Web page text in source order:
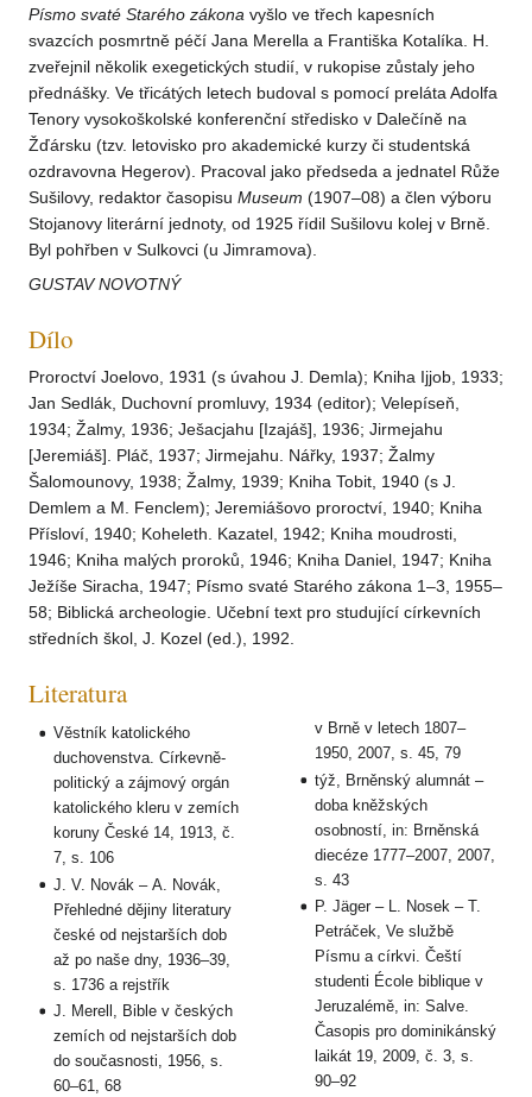
Písmo svaté Starého zákona vyšlo ve třech kapesních
svazcích posmrtně péčí Jana Merella a Františka Kotalíka. H.
zveřejnil několik exegetických studií, v rukopise zůstaly jeho
přednášky. Ve třicátých letech budoval s pomocí preláta Adolfa
Tenory vysokoškolské konferenční středisko v Dalečíně na
Žďársku (tzv. letovisko pro akademické kurzy či studentská
ozdravovna Hegerov). Pracoval jako předseda a jednatel Růže
Sušilovy, redaktor časopisu Museum (1907–08) a člen výboru
Stojanovy literární jednoty, od 1925 řídil Sušilovu kolej v Brně.
Byl pohřben v Sulkovci (u Jimramova).
GUSTAV NOVOTNÝ
Dílo
Proroctví Joelovo, 1931 (s úvahou J. Demla); Kniha Ijjob, 1933;
Jan Sedlák, Duchovní promluvy, 1934 (editor); Velepíseň,
1934; Žalmy, 1936; Ješacjahu [Izajáš], 1936; Jirmejahu
[Jeremiáš]. Pláč, 1937; Jirmejahu. Nářky, 1937; Žalmy
Šalomounovy, 1938; Žalmy, 1939; Kniha Tobit, 1940 (s J.
Demlem a M. Fenclem); Jeremiášovo proroctví, 1940; Kniha
Přísloví, 1940; Koheleth. Kazatel, 1942; Kniha moudrosti,
1946; Kniha malých proroků, 1946; Kniha Daniel, 1947; Kniha
Ježíše Siracha, 1947; Písmo svaté Starého zákona 1–3, 1955–
58; Biblická archeologie. Učební text pro studující církevních
středních škol, J. Kozel (ed.), 1992.
Literatura
Věstník katolického
duchovenstva. Církevně-
politický a zájmový orgán
katolického kleru v zemích
koruny České 14, 1913, č.
7, s. 106
J. V. Novák – A. Novák,
Přehledné dějiny literatury
české od nejstarších dob
až po naše dny, 1936–39,
s. 1736 a rejstřík
J. Merell, Bible v českých
zemích od nejstarších dob
do současnosti, 1956, s.
60–61, 68
v Brně v letech 1807–
1950, 2007, s. 45, 79
týž, Brněnský alumnát –
doba kněžských
osobností, in: Brněnská
diecéze 1777–2007, 2007,
s. 43
P. Jäger – L. Nosek – T.
Petráček, Ve službě
Písmu a církvi. Čeští
studenti École biblique v
Jeruzalémě, in: Salve.
Časopis pro dominikánský
laikát 19, 2009, č. 3, s.
90–92